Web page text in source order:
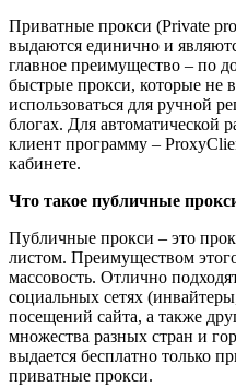
Приватные прокси (Private
выдаются единично и
главное преимущество – по
быстрые прокси, которые не
использоваться для ручной
блогах. Для автоматической
клиент программу –
кабинете.
Что такое публичные
Публичные прокси – это
листом. Преимуществом
массовость. Отлично
социальных сетях
посещений сайта, а также
множества разных стран и
выдается бесплатно только
приватные прокси.